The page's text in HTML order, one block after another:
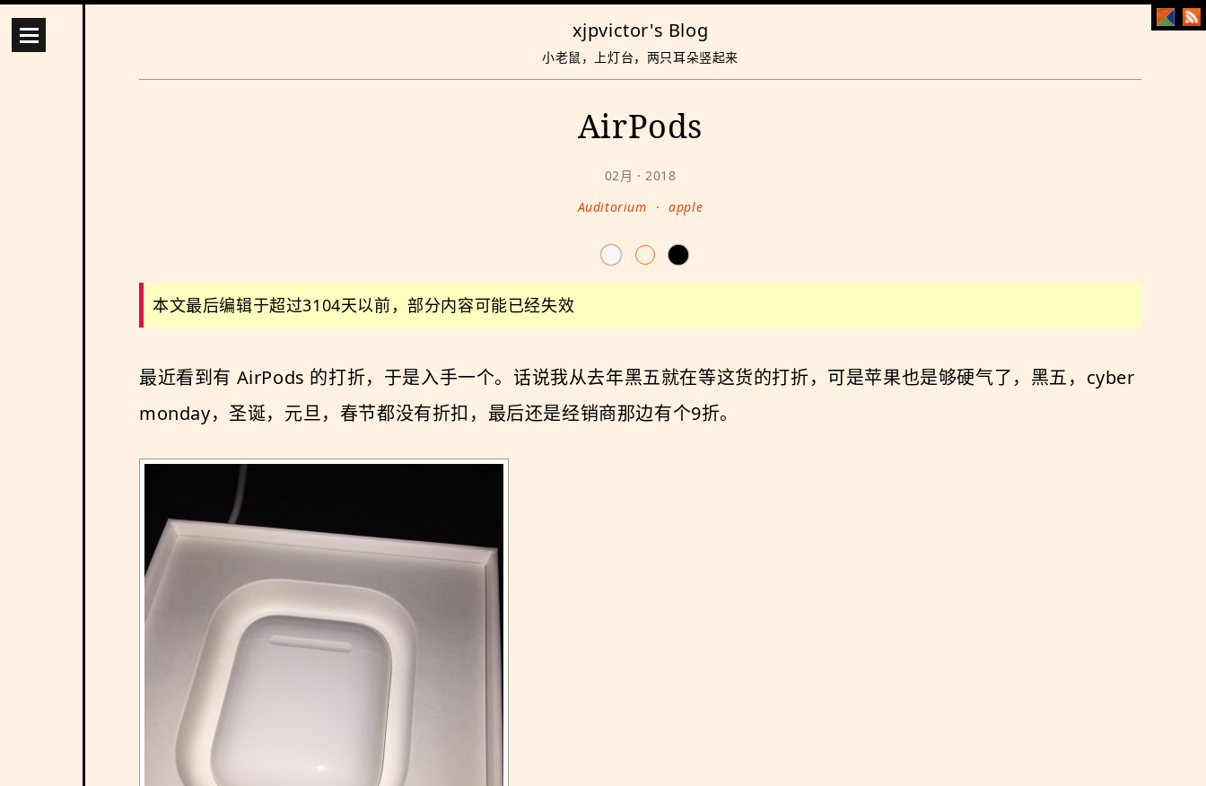
xjpvictor's Blog
小老鼠，上灯台，两只耳朵竖起来
AirPods
02月 · 2018
Auditorium
· apple
本文最后编辑于超过3104天以前，部分内容可能已经失效
最近看到有 AirPods 的打折，于是入手一个。话说我从去年黑五就在等这货的打折，可是苹果也是够硬气了，黑五，cyber
monday，圣诞，元旦，春节都没有折扣，最后还是经销商那边有个9折。